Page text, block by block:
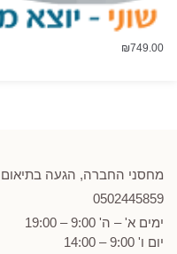
₪749.00
מחסני החברה, הגעה בתיאום
0502445859
ימים א' – ה' 9:00 – 19:00
יום ו' 9:00 – 14:00